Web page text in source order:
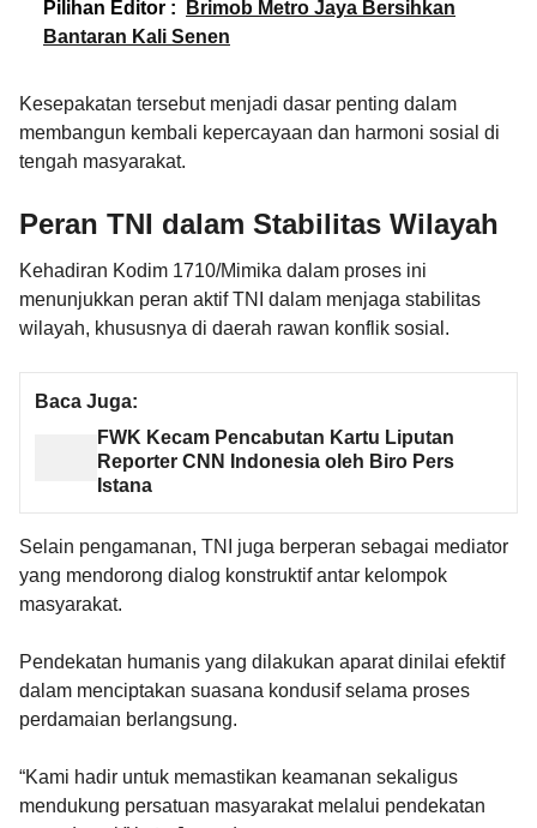
Pilihan Editor :
Brimob Metro Jaya Bersihkan
Bantaran Kali Senen
Kesepakatan tersebut menjadi dasar penting dalam
membangun kembali kepercayaan dan harmoni sosial di
tengah masyarakat.
Peran TNI dalam Stabilitas Wilayah
Kehadiran Kodim 1710/Mimika dalam proses ini
menunjukkan peran aktif TNI dalam menjaga stabilitas
wilayah, khususnya di daerah rawan konflik sosial.
Baca Juga:
FWK Kecam Pencabutan Kartu Liputan
Reporter CNN Indonesia oleh Biro Pers
Istana
Selain pengamanan, TNI juga berperan sebagai mediator
yang mendorong dialog konstruktif antar kelompok
masyarakat.
Pendekatan humanis yang dilakukan aparat dinilai efektif
dalam menciptakan suasana kondusif selama proses
perdamaian berlangsung.
“Kami hadir untuk memastikan keamanan sekaligus
mendukung persatuan masyarakat melalui pendekatan